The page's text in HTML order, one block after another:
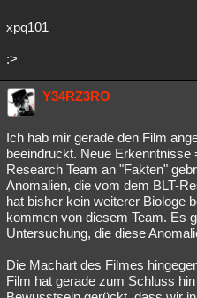
xpq101
:>
Y34RZ3RO
Ich hab mir gerade den Film
beeindruckt. Neue Erkenntnisse
Research Team an "Fakten"
Anomalien, die vom dem BLT-
hat bisher kein weiterer Biologe
kommen von diesem Team. Es
Untersuchung, die diese
Die Machart des Filmes
Film hat gerade zum Schluss